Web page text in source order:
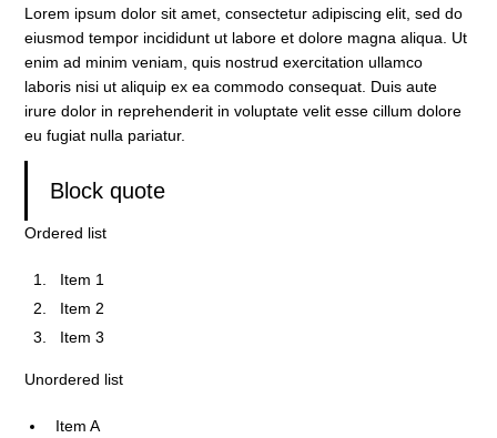
Lorem ipsum dolor sit amet, consectetur adipiscing elit, sed do
eiusmod tempor incididunt ut labore et dolore magna aliqua. Ut
enim ad minim veniam, quis nostrud exercitation ullamco
laboris nisi ut aliquip ex ea commodo consequat. Duis aute
irure dolor in reprehenderit in voluptate velit esse cillum dolore
eu fugiat nulla pariatur.
Block quote
Ordered list
Item 1
Item 2
Item 3
Unordered list
Item A